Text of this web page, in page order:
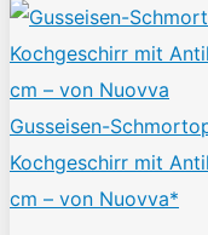
Gusseisen-
Kochgeschirr mit
cm – von Nuovva*